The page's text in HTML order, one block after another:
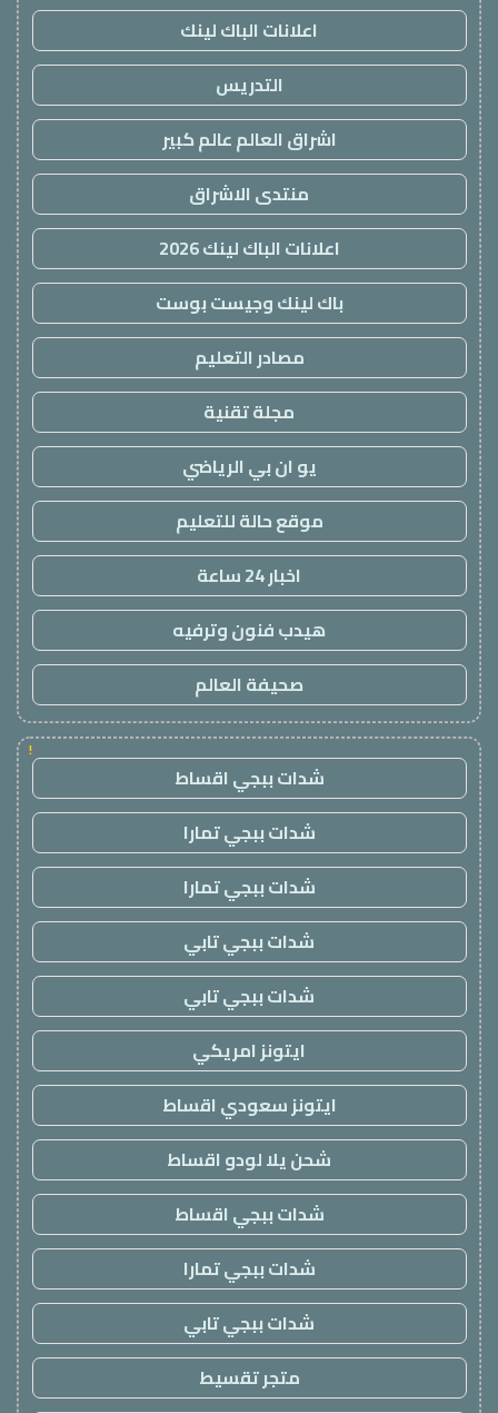
اعلانات الباك لينك
التدريس
اشراق العالم عالم كبير
منتدى الاشراق
اعلانات الباك لينك 2026
باك لينك وجيست بوست
مصادر التعليم
مجلة تقنية
يو ان بي الرياضي
موقع حالة للتعليم
اخبار 24 ساعة
هيدب فنون وترفيه
صحيفة العالم
!
شدات ببجي اقساط
شدات ببجي تمارا
شدات ببجي تمارا
شدات ببجي تابي
شدات ببجي تابي
ايتونز امريكي
ايتونز سعودي اقساط
شحن يلا لودو اقساط
شدات ببجي اقساط
شدات ببجي تمارا
شدات ببجي تابي
متجر تقسيط